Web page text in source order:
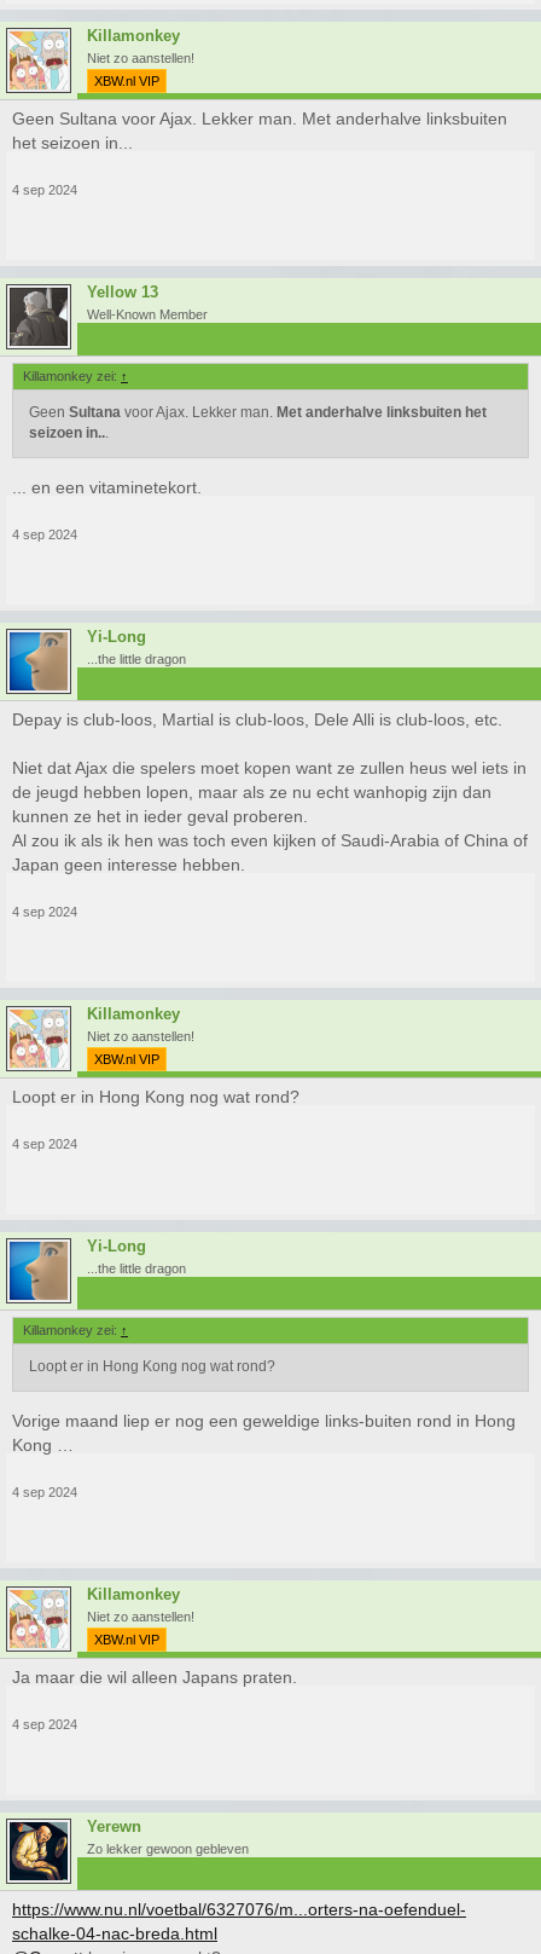
Killamonkey
Niet zo aanstellen!
XBW.nl VIP
Geen Sultana voor Ajax. Lekker man. Met anderhalve linksbuiten
het seizoen in...
4 sep 2024
Yellow 13
Well-Known Member
Killamonkey zei: ↑
Geen Sultana voor Ajax. Lekker man. Met anderhalve linksbuiten het
seizoen in...
... en een vitaminetekort.
4 sep 2024
Yi-Long
...the little dragon
Depay is club-loos, Martial is club-loos, Dele Alli is club-loos, etc.
Niet dat Ajax die spelers moet kopen want ze zullen heus wel iets in
de jeugd hebben lopen, maar als ze nu echt wanhopig zijn dan
kunnen ze het in ieder geval proberen.
Al zou ik als ik hen was toch even kijken of Saudi-Arabia of China of
Japan geen interesse hebben.
4 sep 2024
Killamonkey
Niet zo aanstellen!
XBW.nl VIP
Loopt er in Hong Kong nog wat rond?
4 sep 2024
Yi-Long
...the little dragon
Killamonkey zei: ↑
Loopt er in Hong Kong nog wat rond?
Vorige maand liep er nog een geweldige links-buiten rond in Hong
Kong …
4 sep 2024
Killamonkey
Niet zo aanstellen!
XBW.nl VIP
Ja maar die wil alleen Japans praten.
4 sep 2024
Yerewn
Zo lekker gewoon gebleven
https://www.nu.nl/voetbal/6327076/m...orters-na-oefenduel-
schalke-04-nac-breda.html